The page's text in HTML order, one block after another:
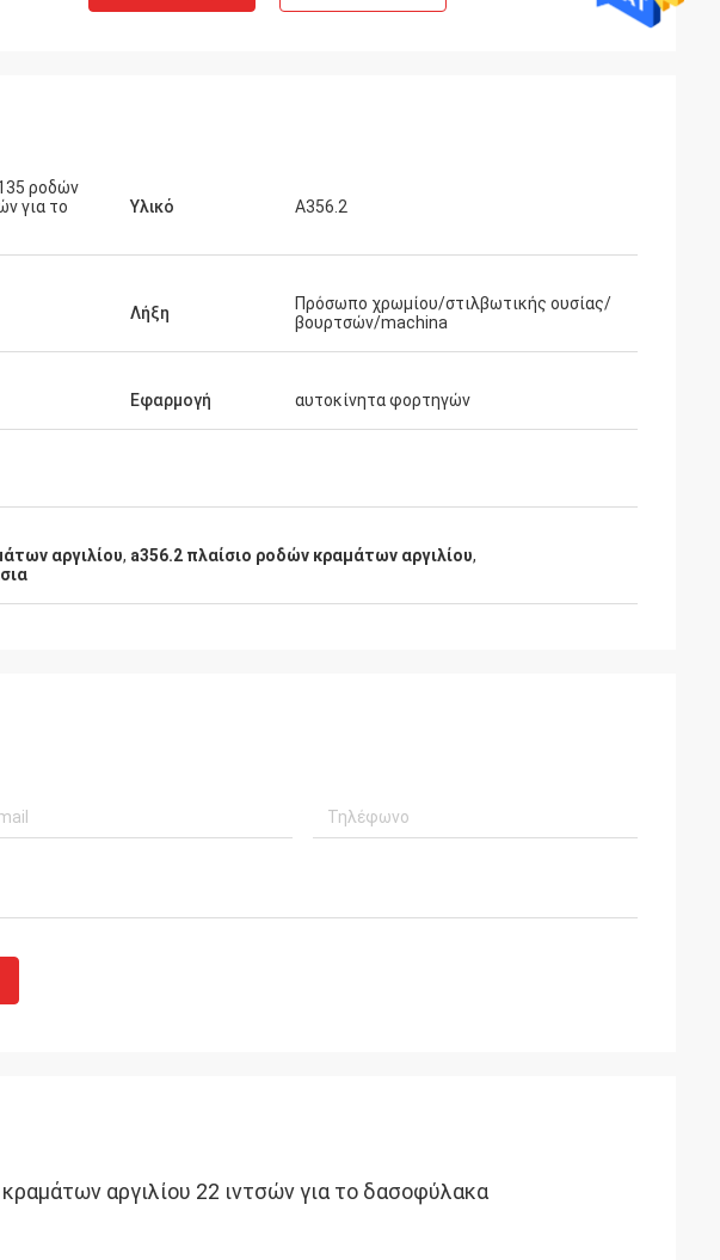
ροδών
για το
Υλικό Α356.2
Λήξη
Πρόσωπο χρωμίου/στιλβωτικής ουσίας/
βουρτσών/machina
Εφαρμογή αυτοκίνητα φορτηγών
αργιλίου, a356.2 πλαίσιο ροδών κραμάτων αργιλίου,
αργιλίου 22 ιντσών για το δασοφύλακα